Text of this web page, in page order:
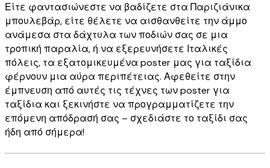
Είτε φαντασιώνεστε να βαδίζετε στα Παριζιάνικα
μπουλεβάρ, είτε θέλετε να αισθανθείτε την άμμο
ανάμεσα στα δάχτυλα των ποδιών σας σε μια
τροπική παραλία, ή να εξερευνήσετε Ιταλικές
πόλεις, τα εξατομικευμένα poster μας για ταξίδια
φέρνουν μια αύρα περιπέτειας. Αφεθείτε στην
έμπνευση από αυτές τις τέχνες των poster για
ταξίδια και ξεκινήστε να προγραμματίζετε την
επόμενη απόδρασή σας – σχεδιάστε το ταξίδι σας
ήδη από σήμερα!